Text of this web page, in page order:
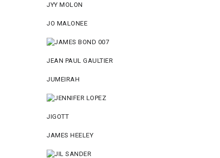
JYY МОLON
JO MАLОNEE
JEAN PAUL GAULTIER
JUMEIRAH
JIGOTT
JAMES HEELEY